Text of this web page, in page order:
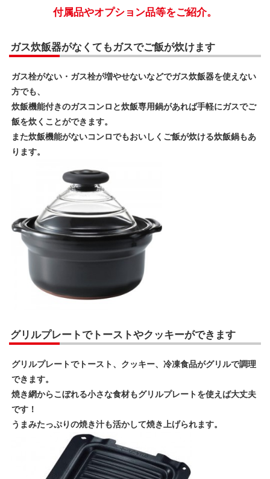
付属品やオプション品等をご紹介。
ガス炊飯器がなくてもガスでご飯が炊けます
ガス栓がない・ガス栓が増やせないなどでガス炊飯器を使えない
方でも、
炊飯機能付きのガスコンロと炊飯専用鍋があれば手軽にガスでご
飯を炊くことができます。
また炊飯機能がないコンロでもおいしくご飯が炊ける炊飯鍋もあ
ります。
グリルプレートでトーストやクッキーができます
グリルプレートでトースト、クッキー、冷凍食品がグリルで調理
できます。
焼き網からこぼれる小さな食材もグリルプレートを使えば大丈夫
です！
うまみたっぷりの焼き汁も活かして焼き上げられます。